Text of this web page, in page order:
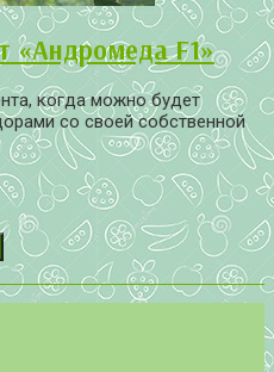
«Андромеда F1»
когда можно будет
со своей собственной